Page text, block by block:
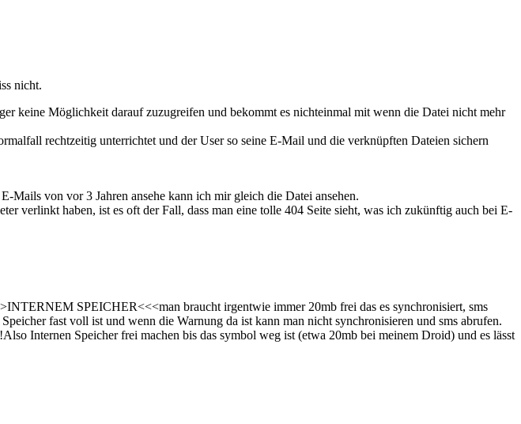
nicht.
keine Möglichkeit darauf zuzugreifen und bekommt es nichteinmal mit wenn die Datei nicht mehr
rechtzeitig unterrichtet und der User so seine E-Mail und die verknüpften Dateien sichern
von vor 3 Jahren ansehe kann ich mir gleich die Datei ansehen.
verlinkt haben, ist es oft der Fall, dass man eine tolle 404 Seite sieht, was ich zukünftig auch bei E-
SPEICHER<<<man braucht irgentwie immer 20mb frei das es synchronisiert, sms
fast voll ist und wenn die Warnung da ist kann man nicht synchronisieren und sms abrufen.
Internen Speicher frei machen bis das symbol weg ist (etwa 20mb bei meinem Droid) und es lässt